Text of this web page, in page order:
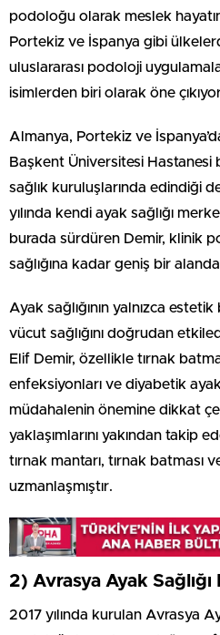
podoloğu olarak meslek
Portekiz ve İspanya gibi
uluslararası podoloji
isimlerden biri olarak öne
Almanya, Portekiz ve
Başkent Üniversitesi Hastanesi
sağlık kuruluşlarında edindiği
yılında kendi ayak sağlığı
burada sürdüren Demir, klinik
sağlığına kadar geniş bir
Ayak sağlığının yalnızca estetik
vücut sağlığını doğrudan
Elif Demir, özellikle tırnak
enfeksiyonları ve diyabetik
müdahalenin önemine dikkat
yaklaşımlarını yakından takip
tırnak mantarı, tırnak batması
uzmanlaşmıştır.
2) Avrasya Ayak
2017 yılında kurulan Avrasya